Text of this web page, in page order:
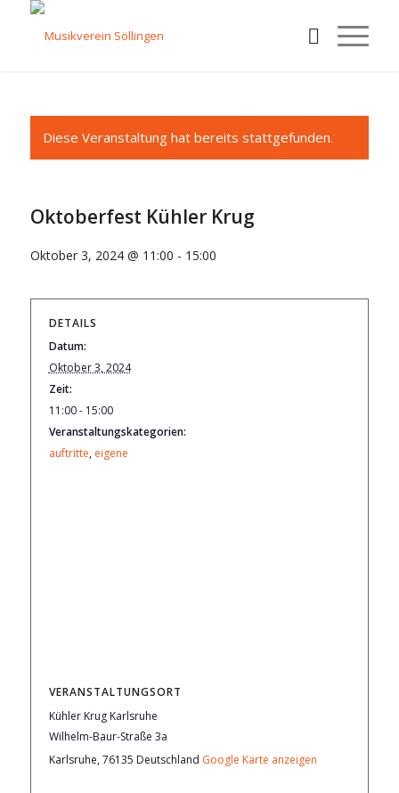
Diese Veranstaltung hat bereits stattgefunden.
Oktoberfest Kühler Krug
Oktober 3, 2024 @ 11:00 - 15:00
DETAILS
Datum:
Oktober 3, 2024
Zeit:
11:00 - 15:00
Veranstaltungskategorien:
auftritte, eigene
VERANSTALTUNGSORT
Kühler Krug Karlsruhe
Wilhelm-Baur-Straße 3a
Karlsruhe, 76135 Deutschland Google Karte anzeigen